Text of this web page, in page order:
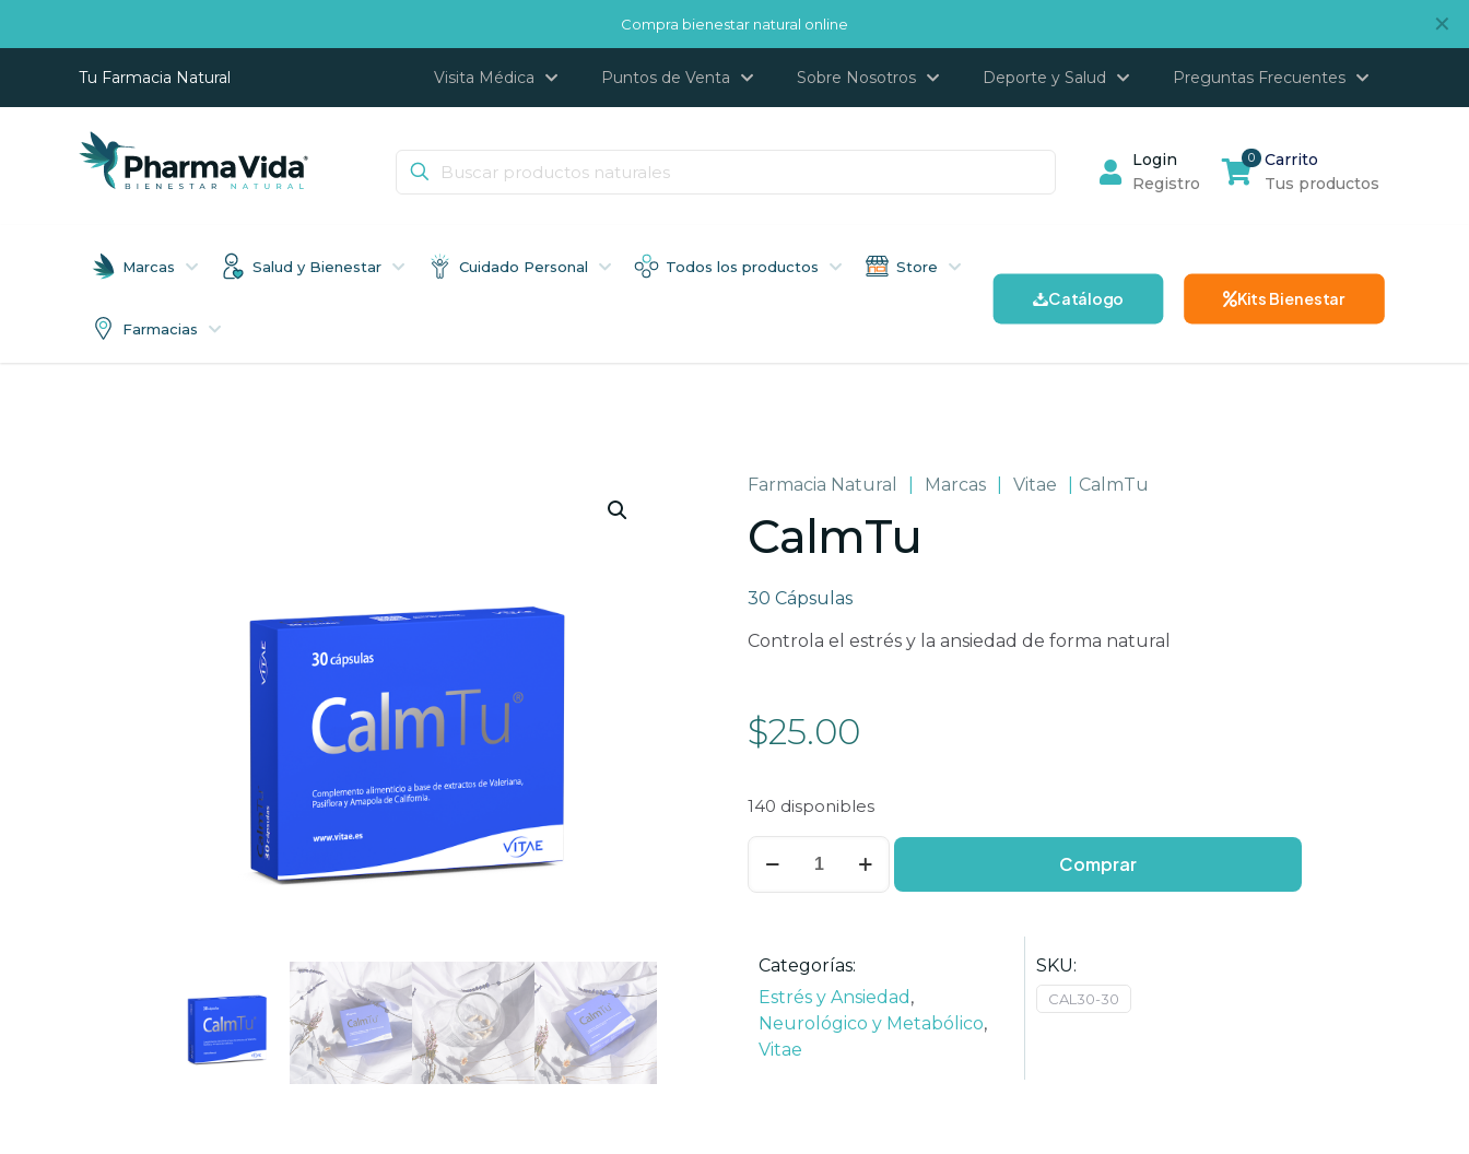
Compra bienestar natural online ✕
Tu Farmacia Natural Visita Médica Puntos de Venta Sobre Nosotros Deporte y Salud Preguntas Frecuentes
Login
Registro
0
Carrito
Tus productos
Marcas Salud y Bienestar Cuidado Personal Todos los productos Store
Farmacias
Catálogo Kits Bienestar
Farmacia Natural Marcas Vitae CalmTu
CalmTu
30 Cápsulas
Controla el estrés y la ansiedad de forma natural
$25.00
140 disponibles
cantidad
Comprar
Categorías:
Estrés y Ansiedad ,
Neurológico y Metabólico,
Vitae
SKU:
CAL30-30